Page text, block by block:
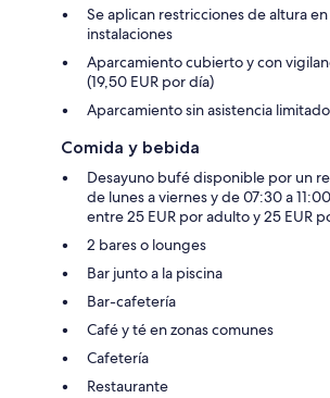
Se aplican restricciones de altura
instalaciones
Aparcamiento cubierto y con
(19,50 EUR por día)
Aparcamiento sin asistencia
Comida y bebida
Desayuno bufé disponible por un
de lunes a viernes y de 07:30 a
entre 25 EUR por adulto y 25 EUR
2 bares o lounges
Bar junto a la piscina
Bar-cafetería
Café y té en zonas comunes
Cafetería
Restaurante